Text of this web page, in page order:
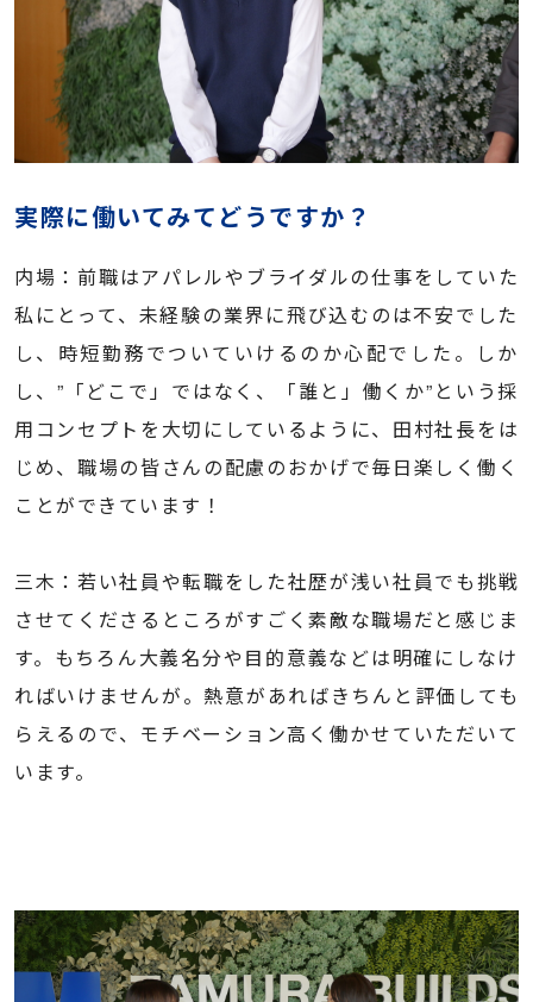
実際に働いてみてどうですか？
内場：前職はアパレルやブライダルの仕事をしていた
私にとって、未経験の業界に飛び込むのは不安でした
し、時短勤務でついていけるのか心配でした。しか
し、”「どこで」ではなく、「誰と」働くか”という採
用コンセプトを大切にしているように、田村社長をは
じめ、職場の皆さんの配慮のおかげで毎日楽しく働く
ことができています！
三木：若い社員や転職をした社歴が浅い社員でも挑戦
させてくださるところがすごく素敵な職場だと感じま
す。もちろん大義名分や目的意義などは明確にしなけ
ればいけませんが。熱意があればきちんと評価しても
らえるので、モチベーション高く働かせていただいて
います。